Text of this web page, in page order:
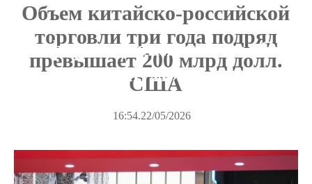
Информационная сеть «Один
пояс, один путь»
Объем китайско-российской
торговли три года подряд
превышает 200 млрд долл.
США
16:54.22/05/2026